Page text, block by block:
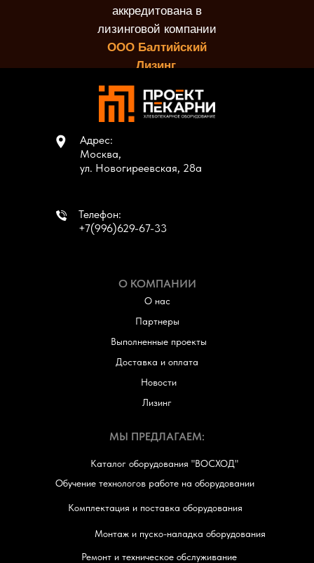
аккредитована в
лизинговой компании
ООО Балтийский
Лизинг.
Адрес:
Москва,
ул. Новогиреевская, 28а
Телефон:
+7(996)629-67-33
О КОМПАНИИ
О нас
Партнеры
Выполненные проекты
Новости
Доставка и оплата
Лизинг
МЫ ПРЕДЛАГАЕМ:
Каталог оборудования "ВОСХОД"
Комплектация и поставка оборудования
Монтаж и пуско-наладка оборудования
Обучение технологов работе на оборудовании
Ремонт и техническое обслуживание